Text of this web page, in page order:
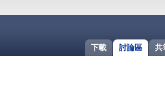
共
討論區
下載